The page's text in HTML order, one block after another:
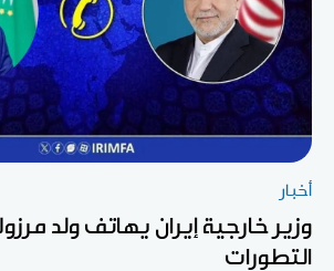
أخبار
وزير خارجية إيران يهاتف ولد
التطورات